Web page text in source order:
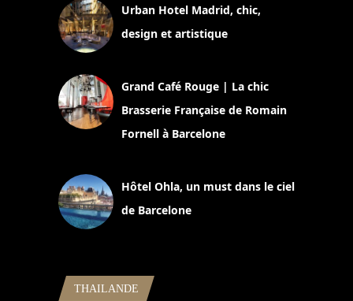
Urban Hotel Madrid, chic,
design et artistique
Grand Café Rouge | La chic
Brasserie Française de Romain
Fornell à Barcelone
Hôtel Ohla, un must dans le ciel
de Barcelone
THAILANDE